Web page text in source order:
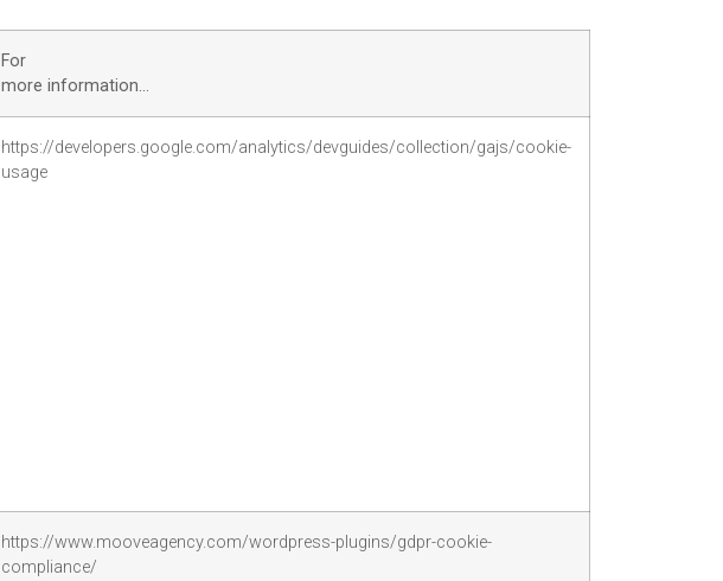
For
more information…
https://developers.google.com/analytics/devguides/collection/gajs/cookie-
usage
https://www.mooveagency.com/wordpress-plugins/gdpr-cookie-
compliance/